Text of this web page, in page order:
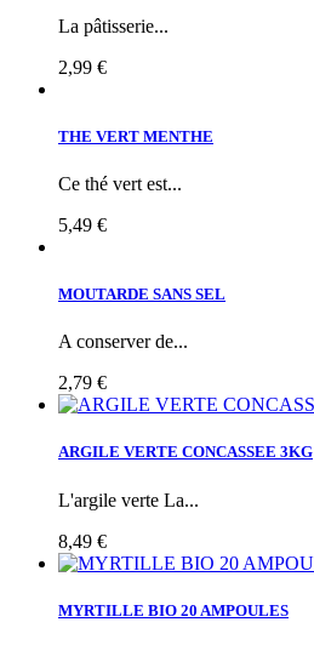
La pâtisserie...
2,99 €
THE VERT MENTHE
Ce thé vert est...
5,49 €
MOUTARDE SANS SEL
A conserver de...
2,79 €
ARGILE VERTE CONCASSEE 3KG
L'argile verte La...
8,49 €
MYRTILLE BIO 20 AMPOULES